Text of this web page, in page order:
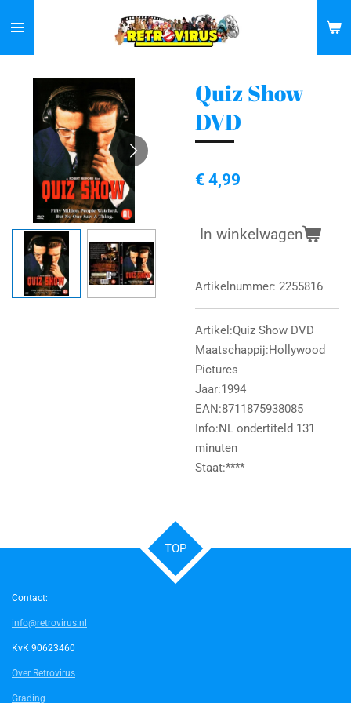
direct
naar
hoofdinhoud
Quiz Show
DVD
€ 4,99
In winkelwagen
Artikelnummer: 2255816
Artikel:Quiz Show DVD
Maatschappij:Hollywood
Pictures
Jaar:1994
EAN:8711875938085
Info:NL ondertiteld 131
minuten
Staat:****
TOP
Contact:
info@retrovirus.nl
KvK 90623460
Over Retrovirus
Grading